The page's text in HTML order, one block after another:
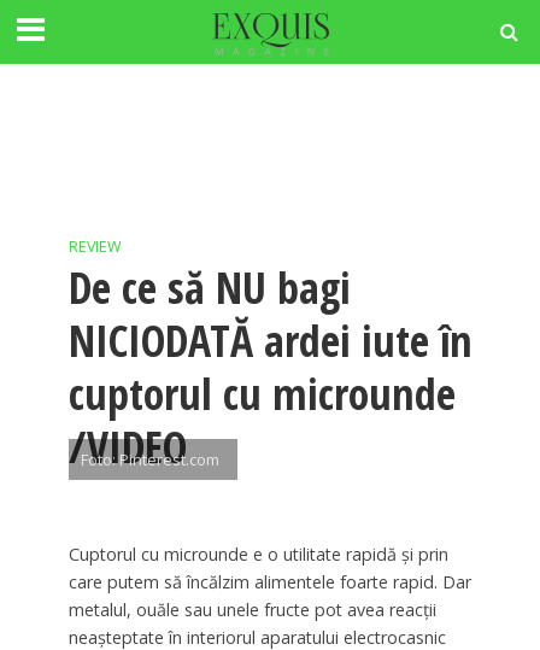
REVIEW
De ce să NU bagi
NICIODATĂ ardei iute în
cuptorul cu microunde
/VIDEO
Foto: Pinterest.com
Cuptorul cu microunde e o utilitate rapidă şi prin
care putem să încălzim alimentele foarte rapid. Dar
metalul, ouăle sau unele fructe pot avea reacţii
neaşteptate în interiorul aparatului electrocasnic